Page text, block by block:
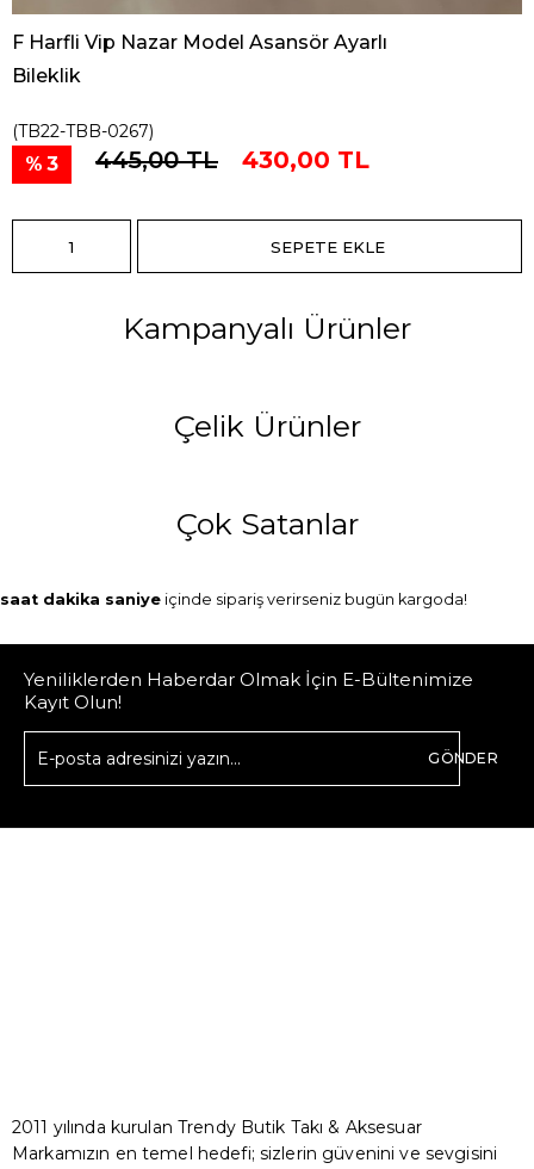
F Harfli Vip Nazar Model Asansör Ayarlı
Bileklik
(TB22-TBB-0267)
3 445,00 TL 430,00 TL
Kampanyalı Ürünler
Çelik Ürünler
Çok Satanlar
saat dakika saniye içinde sipariş verirseniz bugün kargoda!
Yeniliklerden Haberdar Olmak İçin E-Bültenimize
Kayıt Olun!
GÖNDER
2011 yılında kurulan Trendy Butik Takı & Aksesuar
Markamızın en temel hedefi; sizlerin güvenini ve sevgisini